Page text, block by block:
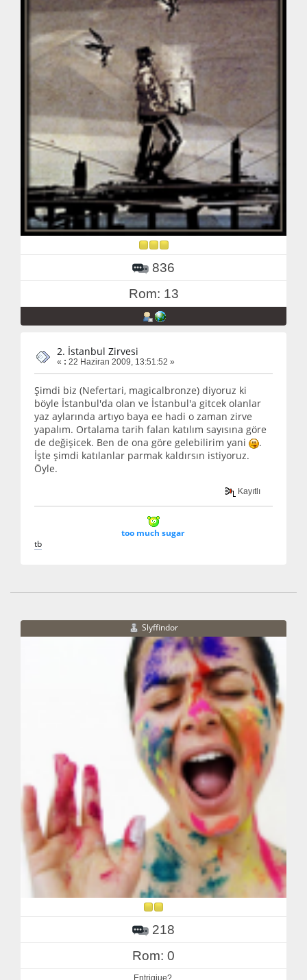
836
Rom: 13
2. İstanbul Zirvesi
« : 22 Haziran 2009, 13:51:52 »
Şimdi biz (Nefertari, magicalbronze) diyoruz ki
böyle İstanbul'da olan ve İstanbul'a gitcek olanlar
yaz aylarında artıyo baya ee hadi o zaman zirve
yapalım. Ortalama tarih falan katılım sayısına göre
de değişicek. Ben de ona göre gelebilirim yani
.
İşte şimdi katılanlar parmak kaldırsın istiyoruz.
Öyle.
Kayıtlı
too much sugar
tb
Slyffindor
218
Rom: 0
Entrigiue?.